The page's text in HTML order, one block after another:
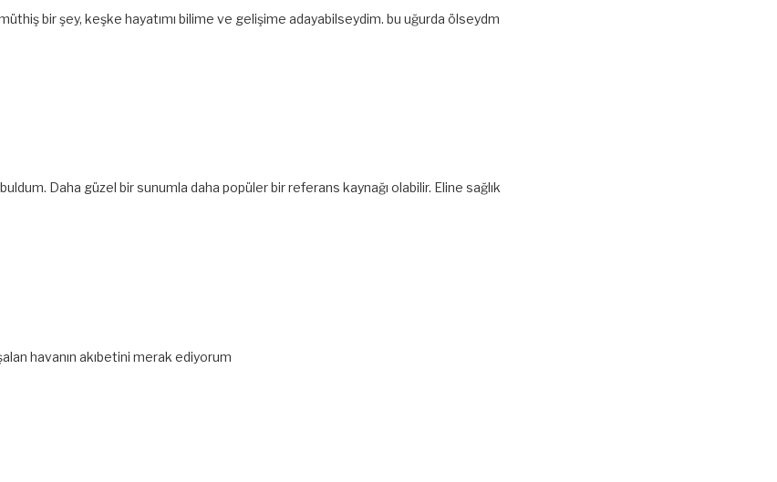
bir şey, keşke hayatımı bilime ve gelişime adayabilseydim. bu uğurda ölseydm
Daha güzel bir sunumla daha popüler bir referans kaynağı olabilir. Eline sağlık
havanın akıbetini merak ediyorum